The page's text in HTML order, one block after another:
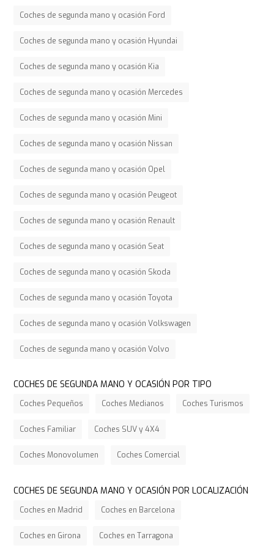
Coches de segunda mano y ocasión Ford
Coches de segunda mano y ocasión Hyundai
Coches de segunda mano y ocasión Kia
Coches de segunda mano y ocasión Mercedes
Coches de segunda mano y ocasión Mini
Coches de segunda mano y ocasión Nissan
Coches de segunda mano y ocasión Opel
Coches de segunda mano y ocasión Peugeot
Coches de segunda mano y ocasión Renault
Coches de segunda mano y ocasión Seat
Coches de segunda mano y ocasión Skoda
Coches de segunda mano y ocasión Toyota
Coches de segunda mano y ocasión Volkswagen
Coches de segunda mano y ocasión Volvo
COCHES DE SEGUNDA MANO Y OCASIÓN POR TIPO
Coches Pequeños Coches Medianos Coches Turismos
Coches Familiar Coches SUV y 4X4
Coches Monovolumen Coches Comercial
COCHES DE SEGUNDA MANO Y OCASIÓN POR LOCALIZACIÓN
Coches en Madrid Coches en Barcelona
Coches en Girona Coches en Tarragona